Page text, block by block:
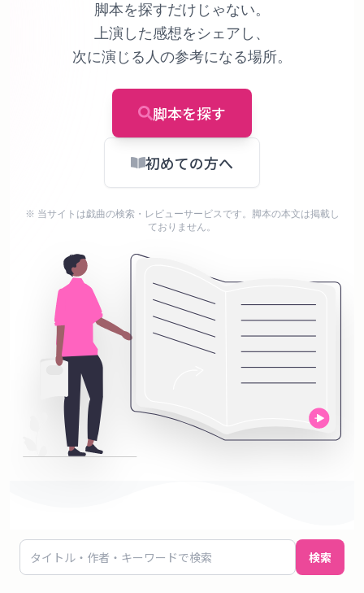
示
概
ロ
グ
脚本を探すだけじゃない。
上演した感想をシェアし、
次に演じる人の参考になる場所。
脚本を探す
初めての方へ
※ 当サイトは戯曲の検索・レビューサービスです。脚本の本文は掲載し
ておりません。
検索